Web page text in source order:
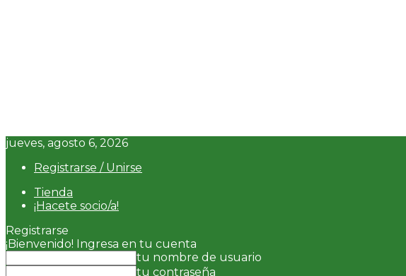
jueves, agosto 6, 2026
Registrarse / Unirse
Tienda
¡Hacete socio/a!
Registrarse
¡Bienvenido! Ingresa en tu cuenta
tu nombre de usuario
tu contraseña